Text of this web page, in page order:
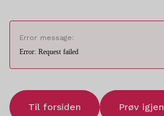
Error message:
Error: Request failed
Til forsiden Prøv igjen